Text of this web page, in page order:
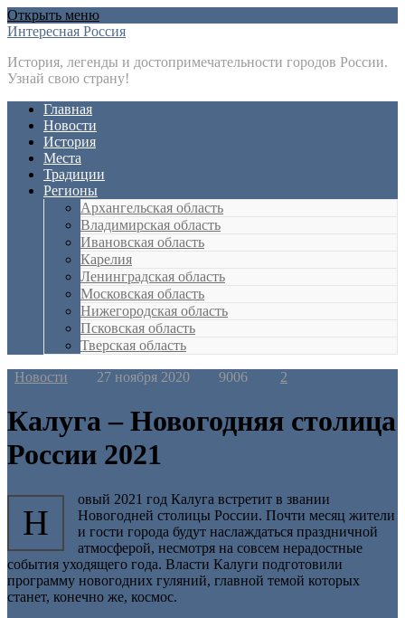
Открыть меню
Интересная Россия
История, легенды и достопримечательности городов России.
Узнай свою страну!
Главная
Новости
История
Места
Традиции
Регионы
Архангельская область
Владимирская область
Ивановская область
Карелия
Ленинградская область
Московская область
Нижегородская область
Псковская область
Тверская область
Новости 27 ноября 2020 9006 2
Калуга – Новогодняя столица
России 2021
Н
овый 2021 год Калуга встретит в звании
Новогодней столицы России. Почти месяц жители
и гости города будут наслаждаться праздничной
атмосферой, несмотря на совсем нерадостные
события уходящего года. Власти Калуги подготовили
программу новогодних гуляний, главной темой которых
станет, конечно же, космос.